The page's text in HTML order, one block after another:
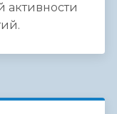
активности